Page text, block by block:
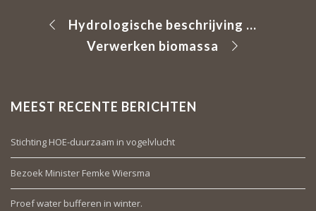
Hydrologische beschrijving Haarlo/Olden Eibergen
Verwerken biomassa
MEEST RECENTE BERICHTEN
Stichting HOE-duurzaam in vogelvlucht
Bezoek Minister Femke Wiersma
Proef water bufferen in winter.